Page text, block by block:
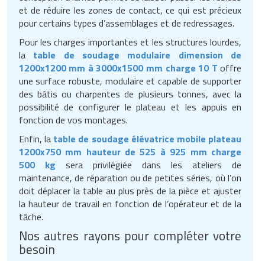
et de réduire les zones de contact, ce qui est précieux
pour certains types d’assemblages et de redressages.
Pour les charges importantes et les structures lourdes,
la table de soudage modulaire dimension de
1200x1200 mm à 3000x1500 mm charge 10 T offre
une surface robuste, modulaire et capable de supporter
des bâtis ou charpentes de plusieurs tonnes, avec la
possibilité de configurer le plateau et les appuis en
fonction de vos montages.
Enfin, la table de soudage élévatrice mobile plateau
1200x750 mm hauteur de 525 à 925 mm charge
500 kg sera privilégiée dans les ateliers de
maintenance, de réparation ou de petites séries, où l’on
doit déplacer la table au plus près de la pièce et ajuster
la hauteur de travail en fonction de l’opérateur et de la
tâche.
Nos autres rayons pour compléter votre
besoin